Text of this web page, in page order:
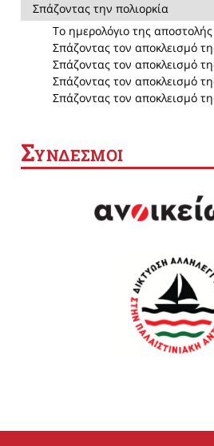
Σπάζοντας την πολιορκία
Το ημερολόγιο της αποστολής
Σπάζοντας τον αποκλεισμό
Σπάζοντας τον αποκλεισμό
Σπάζοντας τον αποκλεισμό
Σπάζοντας τον αποκλεισμό
ΣΥΝΔΕΣΜΟΙ